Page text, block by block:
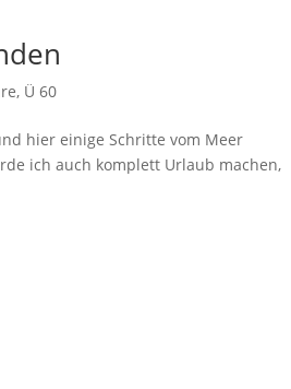
, Ü 60
hier einige Schritte vom Meer
ich auch komplett Urlaub machen,